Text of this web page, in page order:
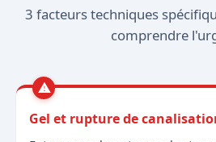
3 facteurs techniques
comprendre
Gel et rupture de